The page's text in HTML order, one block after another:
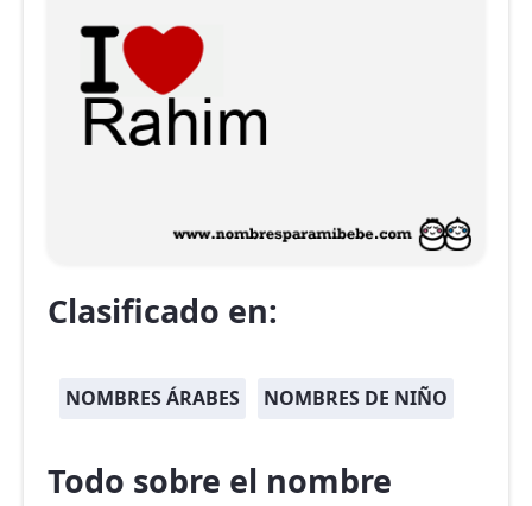
Clasificado en:
NOMBRES ÁRABES NOMBRES DE NIÑO
Todo sobre el nombre